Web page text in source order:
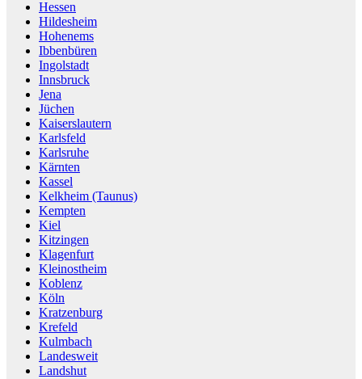
Hessen
Hildesheim
Hohenems
Ibbenbüren
Ingolstadt
Innsbruck
Jena
Jüchen
Kaiserslautern
Karlsfeld
Karlsruhe
Kärnten
Kassel
Kelkheim (Taunus)
Kempten
Kiel
Kitzingen
Klagenfurt
Kleinostheim
Koblenz
Köln
Kratzenburg
Krefeld
Kulmbach
Landesweit
Landshut